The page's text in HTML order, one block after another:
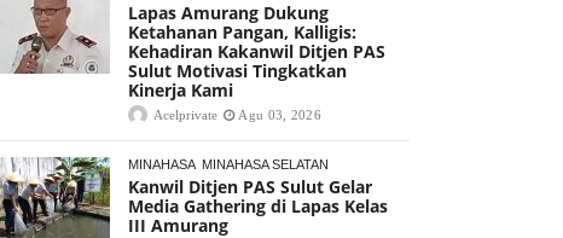
Lapas Amurang Dukung
Ketahanan Pangan, Kalligis:
Kehadiran Kakanwil Ditjen PAS
Sulut Motivasi Tingkatkan
Kinerja Kami
Acelprivate Agu 03, 2026
MINAHASA MINAHASA SELATAN
Kanwil Ditjen PAS Sulut Gelar
Media Gathering di Lapas Kelas
III Amurang